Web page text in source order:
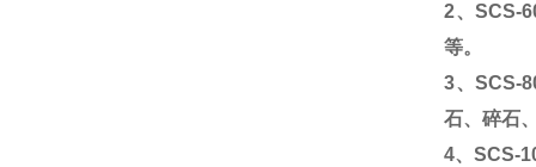
2、SCS-
等。
3、SCS-
石、碎石
4、SCS-